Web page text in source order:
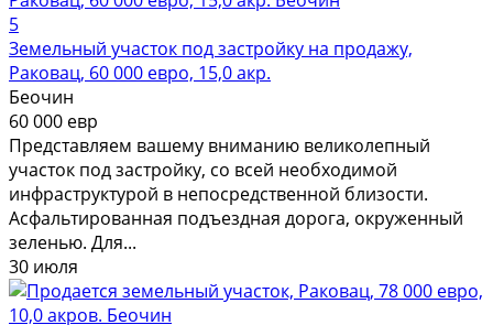
5
Земельный участок под застройку на продажу,
Раковац, 60 000 евро, 15,0 акр.
Беочин
60 000 евр
Представляем вашему вниманию великолепный
участок под застройку, со всей необходимой
инфраструктурой в непосредственной близости.
Асфальтированная подъездная дорога, окруженный
зеленью. Для...
30 июля